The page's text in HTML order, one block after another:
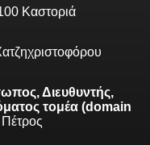
Καστοριά
Διευθυντής,
τομέα (domain
Πέτρος